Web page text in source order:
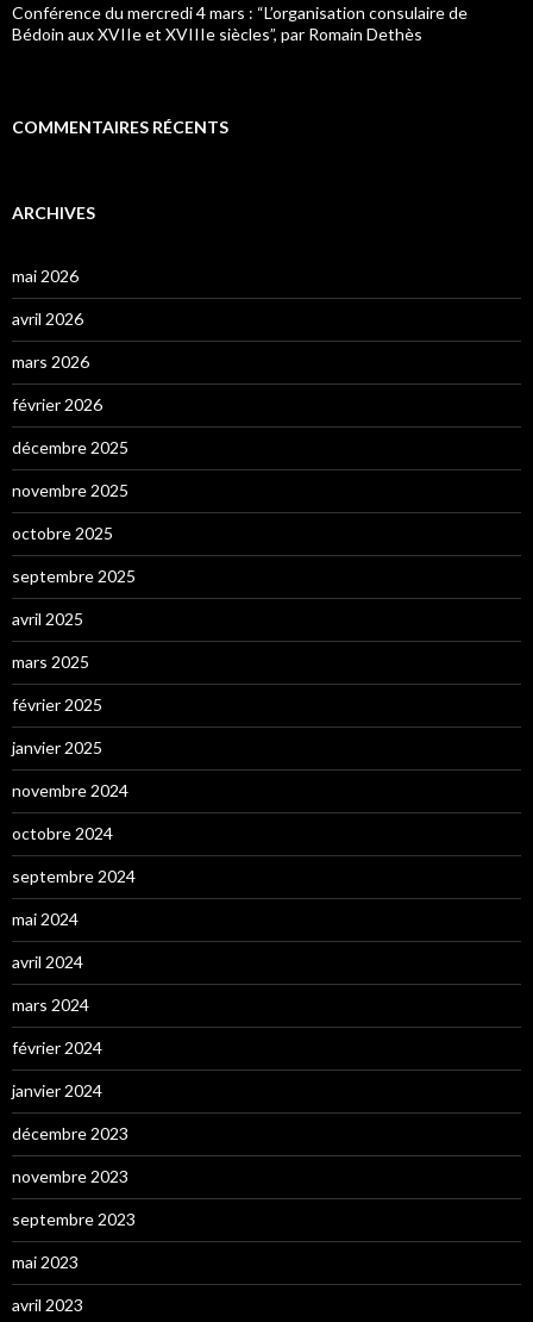
Conférence du mercredi 4 mars : “L’organisation consulaire de
Bédoin aux XVIIe et XVIIIe siècles”, par Romain Dethès
COMMENTAIRES RÉCENTS
ARCHIVES
mai 2026
avril 2026
mars 2026
février 2026
décembre 2025
novembre 2025
octobre 2025
septembre 2025
avril 2025
mars 2025
février 2025
janvier 2025
novembre 2024
octobre 2024
septembre 2024
mai 2024
avril 2024
mars 2024
février 2024
janvier 2024
décembre 2023
novembre 2023
septembre 2023
mai 2023
avril 2023